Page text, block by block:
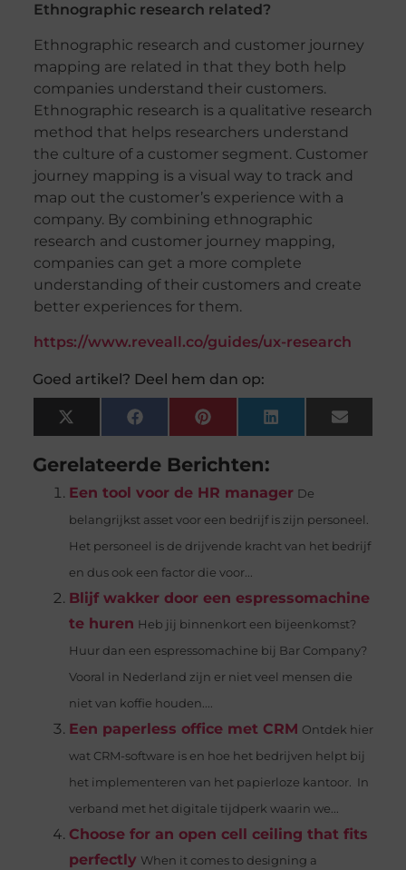
Ethnographic research related?
Ethnographic research and customer journey
mapping are related in that they both help
companies understand their customers.
Ethnographic research is a qualitative research
method that helps researchers understand
the culture of a customer segment. Customer
journey mapping is a visual way to track and
map out the customer’s experience with a
company. By combining ethnographic
research and customer journey mapping,
companies can get a more complete
understanding of their customers and create
better experiences for them.
https://www.reveall.co/guides/ux-research
Goed artikel? Deel hem dan op:
X
(Twitter)
FacebookPinterestLinkedInEmail
Gerelateerde Berichten:
Een tool voor de HR manager De
belangrijkst asset voor een bedrijf is zijn personeel.
Het personeel is de drijvende kracht van het bedrijf
en dus ook een factor die voor...
Blijf wakker door een espressomachine
te huren Heb jij binnenkort een bijeenkomst?
Huur dan een espressomachine bij Bar Company?
Vooral in Nederland zijn er niet veel mensen die
niet van koffie houden....
Een paperless office met CRM Ontdek hier
wat CRM-software is en hoe het bedrijven helpt bij
het implementeren van het papierloze kantoor. In
verband met het digitale tijdperk waarin we...
Choose for an open cell ceiling that fits
perfectly When it comes to designing a